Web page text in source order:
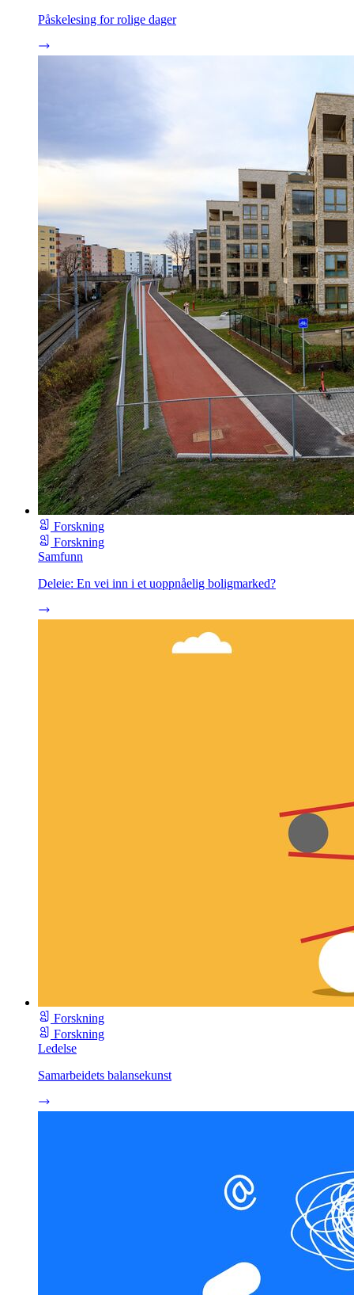
Påskelesing for rolige dager
Forskning
Forskning
Samfunn
Deleie: En vei inn i et uoppnåelig boligmarked?
Forskning
Forskning
Ledelse
Samarbeidets balansekunst